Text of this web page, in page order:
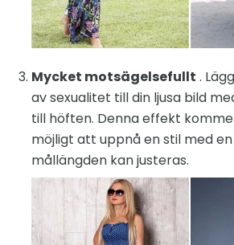
Mycket motsägelsefullt .
av sexualitet till din ljusa bild
till höften. Denna effekt
möjligt att uppnå en stil med
mållängden kan justeras.